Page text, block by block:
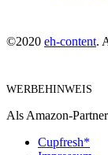
©2020 eh-content.
WERBEHINWEIS
Als Amazon-
Cupfresh*